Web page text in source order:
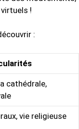
!
:
cathédrale,
vie religieuse